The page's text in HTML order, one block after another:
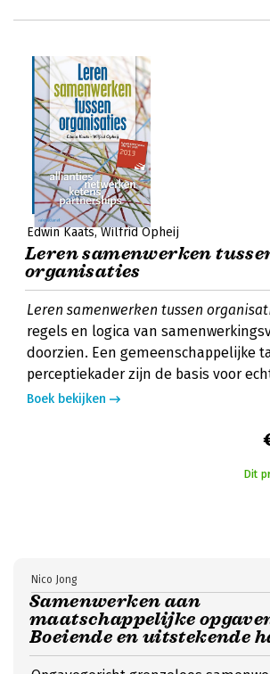
Edwin Kaats Wilfrid Opheij
Leren samenwerken
organisaties
Leren samenwerken tussen
regels en logica van
doorzien. Een gemeenschappelijke
perceptiekader zijn de basis voor
Boek bekijken
Dit
Samenwerken aan
maatschappelijke
Boeiende en uitstekende
Nico Jong